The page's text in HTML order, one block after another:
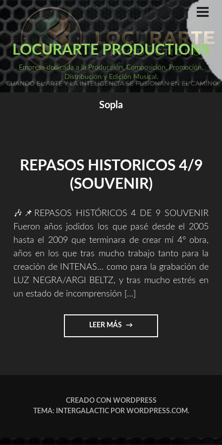
Saltar
al
contenido
LOCURARTE PRODUCTIONS
Empresa dedicada a la Producción, Composición, Promoción,
Distribución y Edición Musical.
Sopla
REPASOS HISTORICOS 4/9
(SOUVENIR)
🎶📌REPASOS HISTÓRICOS 4 DE 9 SOUVENIR
Fueron años jodidos los que pasé desde el 2005
hasta el 2009 que terminara de crear mí 4° obra,
años en los que tras mucho trabajo tanto para la
creación de INTENAS… como para la grabación de
LUZ NEGRA/ARGI BELTZ, y tras mucho estrés en
un estado de incomprensión […]
LEER MÁS "REPASOS
HISTORICOS
CREADO CON WORDPRESS
TEMA: INTERGALACTIC POR WORDPRESS.COM.